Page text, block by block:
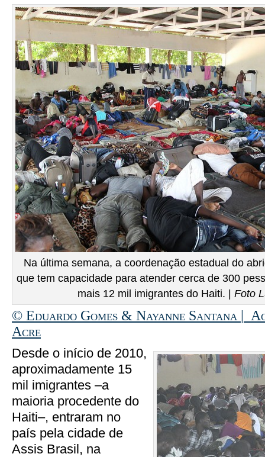
Na última semana, a coordenação estadual do
que tem capacidade para atender cerca de 300
mais 12 mil imigrantes do Haiti. | Foto
© Eduardo Gomes & Nayanne Santana |
Acre
Desde o início de 2010,
aproximadamente 15
mil imigrantes –a
maioria procedente do
Haiti–, entraram no
país pela cidade de
Assis Brasil, na